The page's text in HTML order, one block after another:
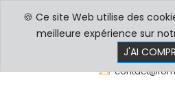
PROFESSIONNELS
🍪 Ce site Web utilise des
meilleure expérience sur
J'AI